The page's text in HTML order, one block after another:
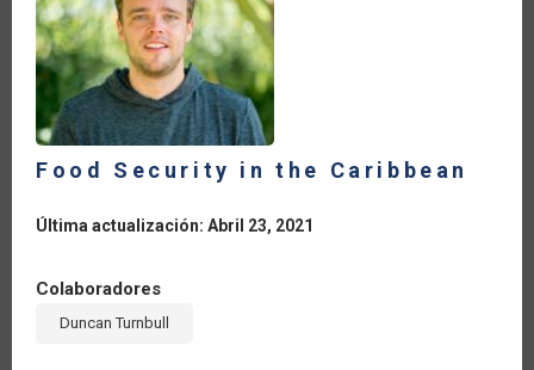
Food Security in the Caribbean
Última actualización: Abril 23, 2021
Colaboradores
Duncan Turnbull